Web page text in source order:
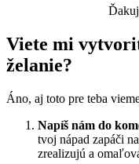
Viete mi
želanie?
Áno, aj toto pre teba
Napíš nám do
tvoj nápad zapáči
zrealizujú a